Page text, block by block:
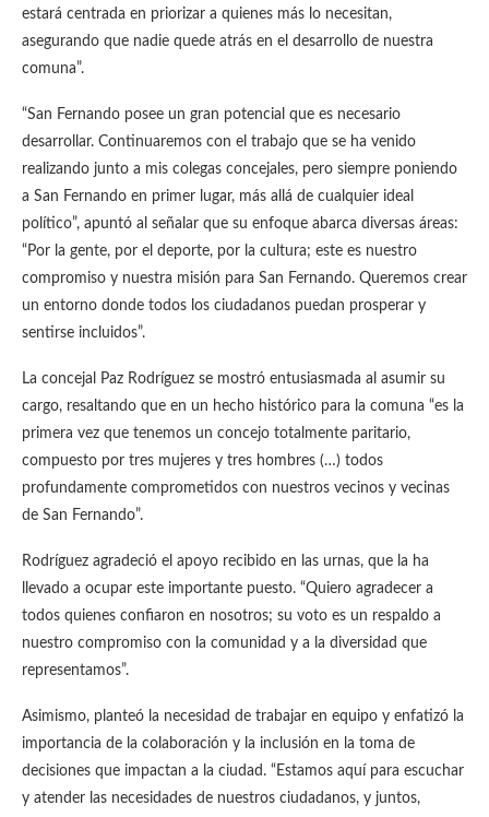
estará centrada en priorizar a quienes más lo necesitan,
asegurando que nadie quede atrás en el desarrollo de nuestra
comuna”.
“San Fernando posee un gran potencial que es necesario
desarrollar. Continuaremos con el trabajo que se ha venido
realizando junto a mis colegas concejales, pero siempre poniendo
a San Fernando en primer lugar, más allá de cualquier ideal
político”, apuntó al señalar que su enfoque abarca diversas áreas:
“Por la gente, por el deporte, por la cultura; este es nuestro
compromiso y nuestra misión para San Fernando. Queremos crear
un entorno donde todos los ciudadanos puedan prosperar y
sentirse incluidos”.
La concejal Paz Rodríguez se mostró entusiasmada al asumir su
cargo, resaltando que en un hecho histórico para la comuna “es la
primera vez que tenemos un concejo totalmente paritario,
compuesto por tres mujeres y tres hombres (…) todos
profundamente comprometidos con nuestros vecinos y vecinas
de San Fernando”.
Rodríguez agradeció el apoyo recibido en las urnas, que la ha
llevado a ocupar este importante puesto. “Quiero agradecer a
todos quienes confiaron en nosotros; su voto es un respaldo a
nuestro compromiso con la comunidad y a la diversidad que
representamos”.
Asimismo, planteó la necesidad de trabajar en equipo y enfatizó la
importancia de la colaboración y la inclusión en la toma de
decisiones que impactan a la ciudad. “Estamos aquí para escuchar
y atender las necesidades de nuestros ciudadanos, y juntos,